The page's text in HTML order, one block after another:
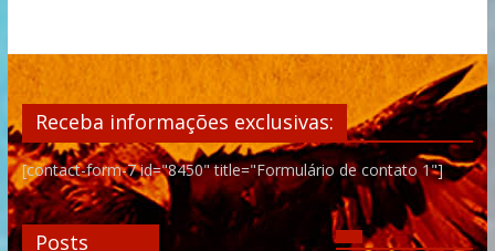
Receba informações exclusivas:
[contact-form-7 id="8450" title="Formulário de contato 1"]
Posts